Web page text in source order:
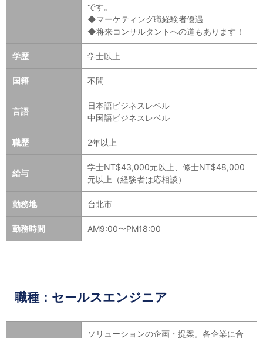
です。
◆マーケティング職経験者優遇
◆将来コンサルタントへの道もあります！
学歴 学士以上
国籍 不問
言語
日本語ビジネスレベル
中国語ビジネスレベル
職歴 2年以上
給与
学士NT$43,000元以上、修士NT$48,000
元以上（経験者は応相談）
勤務地 台北市
勤務時間 AM9:00〜PM18:00
職種：セールスエンジニア
ソリューションの企画・提案。各企業に合